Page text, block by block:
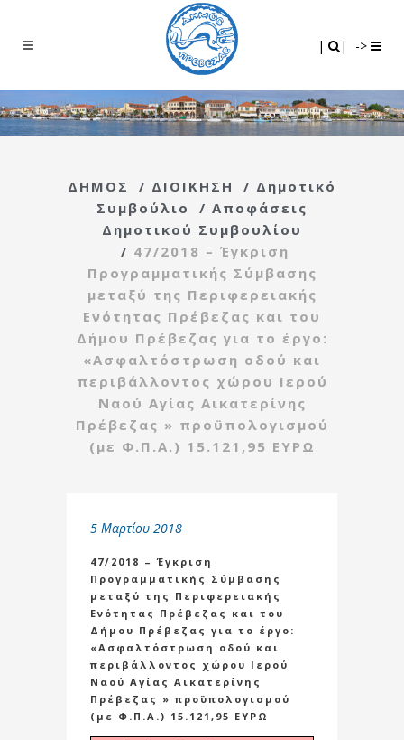
| | ->
ΔΗΜΟΣ / ΔΙΟΙΚΗΣΗ / Δημοτικό
Συμβούλιο
/ Αποφάσεις
Δημοτικού Συμβουλίου
/ 47/2018 – Έγκριση
Προγραμματικής Σύμβασης
μεταξύ της Περιφερειακής
Ενότητας Πρέβεζας και του
Δήμου Πρέβεζας για το έργο:
«Ασφαλτόστρωση οδού και
περιβάλλοντος χώρου Ιερού
Ναού Αγίας Αικατερίνης
Πρέβεζας » προϋπολογισμού
(με Φ.Π.Α.) 15.121,95 ΕΥΡΩ
5 Μαρτίου 2018
47/2018 – Έγκριση
Προγραμματικής Σύμβασης
μεταξύ της Περιφερειακής
Ενότητας Πρέβεζας και του
Δήμου Πρέβεζας για το έργο:
«Ασφαλτόστρωση οδού και
περιβάλλοντος χώρου Ιερού
Ναού Αγίας Αικατερίνης
Πρέβεζας » προϋπολογισμού
(με Φ.Π.Α.) 15.121,95 ΕΥΡΩ